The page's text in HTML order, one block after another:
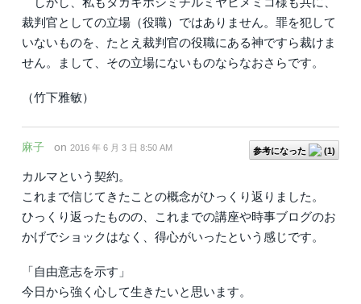
裁判官としての立場（役職）ではありません。罪を犯して
いないものを、たとえ裁判官の役職にある神ですら裁けま
せん。まして、その立場にないものならなおさらです。
（竹下雅敏）
参考になった (1)
麻子 on 2016 年 6 月 3 日 8:50 AM
カルマという契約。
これまで信じてきたことの概念がひっくり返りました。
ひっくり返ったものの、これまでの講座や時事ブログのお
かげでショックはなく、得心がいったという感じです。
「自由意志を示す」
今日から強く心して生きたいと思います。